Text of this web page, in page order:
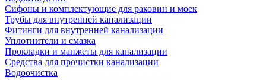
Сифоны и комплектующие для раковин и моек
Трубы для внутренней канализации
Фитинги для внутренней канализации
Уплотнители и смазка
Прокладки и манжеты для канализации
Средства для прочистки канализации
Водоочистка